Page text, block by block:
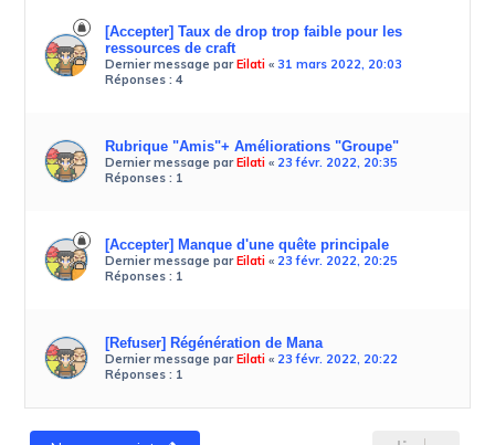
[Accepter] Taux de drop trop faible pour les
ressources de craft
Dernier message parEilati« 31 mars 2022, 20:03
Réponses : 4
Rubrique "Amis"+ Améliorations "Groupe"
Dernier message parEilati« 23 févr. 2022, 20:35
Réponses : 1
[Accepter] Manque d'une quête principale
Dernier message parEilati« 23 févr. 2022, 20:25
Réponses : 1
[Refuser] Régénération de Mana
Dernier message parEilati« 23 févr. 2022, 20:22
Réponses : 1